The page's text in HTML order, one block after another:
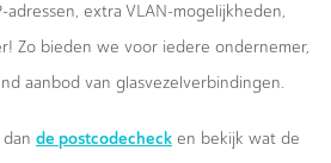
adressen, extra VLAN-mogelijkheden,
Zo bieden we voor iedere ondernemer,
aanbod van glasvezelverbindingen.
de postcodecheck en bekijk wat de